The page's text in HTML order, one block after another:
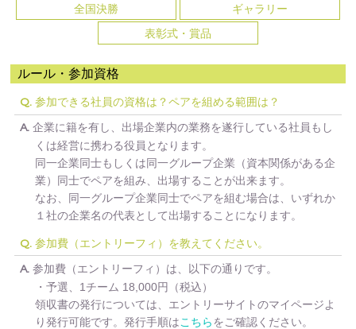
全国決勝
ギャラリー
表彰式・賞品
ルール・参加資格
Q. 参加できる社員の資格は？ペアを組める範囲は？
A. 企業に籍を有し、出場企業内の業務を遂行している社員もし
くは経営に携わる役員となります。
同一企業同士もしくは同一グループ企業（資本関係がある企
業）同士でペアを組み、出場することが出来ます。
なお、同一グループ企業同士でペアを組む場合は、いずれか
１社の企業名の代表として出場することになります。
Q. 参加費（エントリーフィ）を教えてください。
A. 参加費（エントリーフィ）は、以下の通りです。
・予選、1チーム 18,000円（税込）
領収書の発行については、エントリーサイトのマイページよ
り発行可能です。発行手順はこちらをご確認ください。